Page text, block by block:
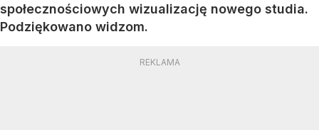
społecznościowych wizualizację nowego studia.
Podziękowano widzom.